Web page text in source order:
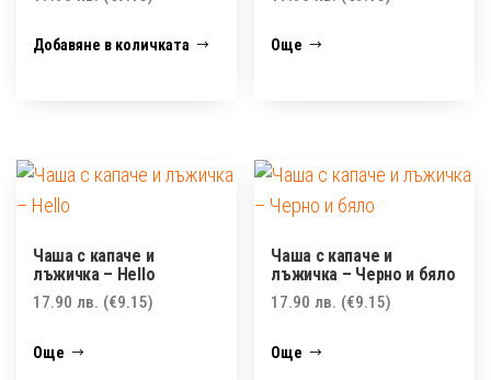
Добавяне в количката Още
Чаша с капаче и
лъжичка – Hello
17.90 лв. (€9.15)
Още
Чаша с капаче и
лъжичка – Черно и бяло
17.90лв. (€9.15)
Още